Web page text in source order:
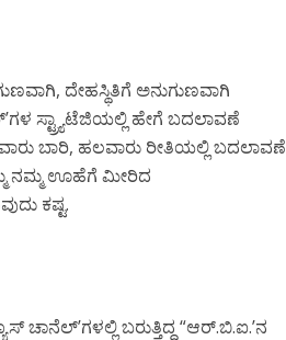
ದೇಹಸ್ಥಿತಿಗೆ ಅನುಗುಣವಾಗಿ
ಸ್ಟ್ರ್ಯಾಟೆಜಿಯಲ್ಲಿ ಹೇಗೆ ಬದಲಾವಣೆ
ಬಾರಿ, ಹಲವಾರು ರೀತಿಯಲ್ಲಿ ಬದಲಾವಣೆ
ನಮ್ಮ ಊಹೆಗೆ ಮೀರಿದ
ಕಷ್ಟ.
ಚಾನೆಲ್’ಗಳಲ್ಲಿ ಬರುತ್ತಿದ್ದ “ಆರ್.ಬಿ.ಐ.’ನ